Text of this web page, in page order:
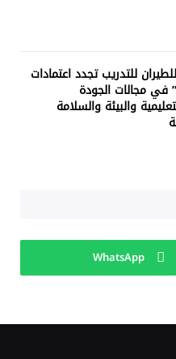
للتدريب تجدد اعتمادات
شهادات “ISO” في مجالات الجودة
والبيئة والسلامة
WhatsApp